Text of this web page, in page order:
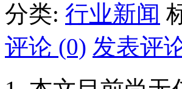
分类: 行业新闻
评论 (0) 发表评